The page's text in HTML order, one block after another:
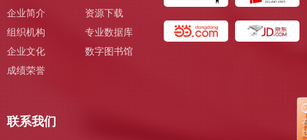
企业简介
组织机构
企业文化
成绩荣誉
资源下载
专业数据库
数字图书馆
联系我们